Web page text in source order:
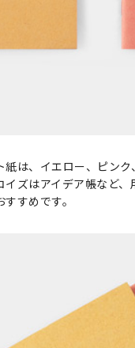
紙は、イエロー、ピン
イズはアイデア帳など
すめです。